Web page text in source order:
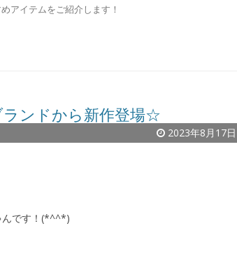
アイテムをご紹介します！
ランドから新作登場☆
2023年8月17日
んです！(*^^*)